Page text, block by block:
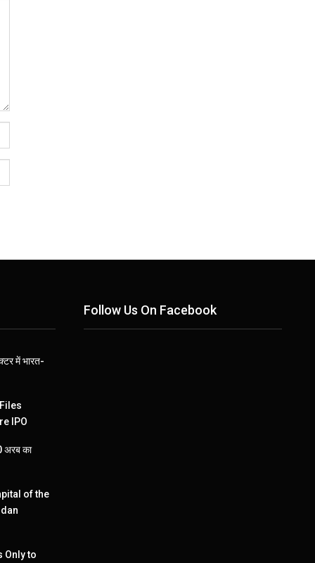
में भारत-
IPO
अरब का
of the
Only to
Follow Us On Facebook